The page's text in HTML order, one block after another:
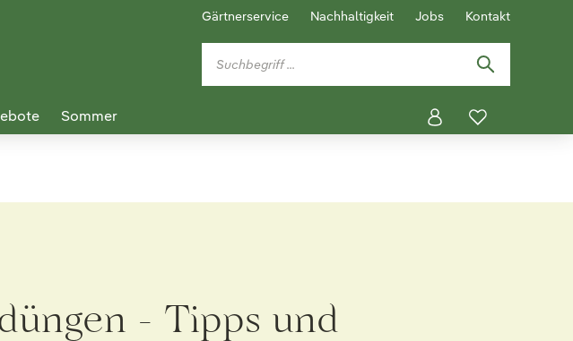
Gärtnerservice Nachhaltigkeit Jobs Kontakt
Sommer
- Tipps und